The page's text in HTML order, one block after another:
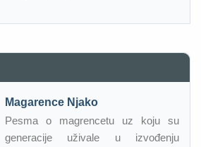
Magarence Njako
Pesma o magrencetu uz koju su
generacije uživale u izvođenju